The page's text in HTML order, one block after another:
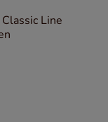
Line